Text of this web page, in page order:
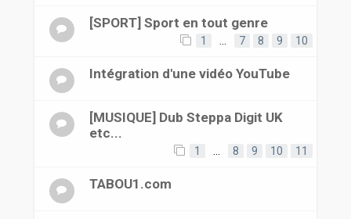
[SPORT] Sport en tout genre
1 7 8 9 10
Intégration d'une vidéo YouTube
[MUSIQUE] Dub Steppa Digit UK
etc...
1 8 9 10 11
TABOU1.com